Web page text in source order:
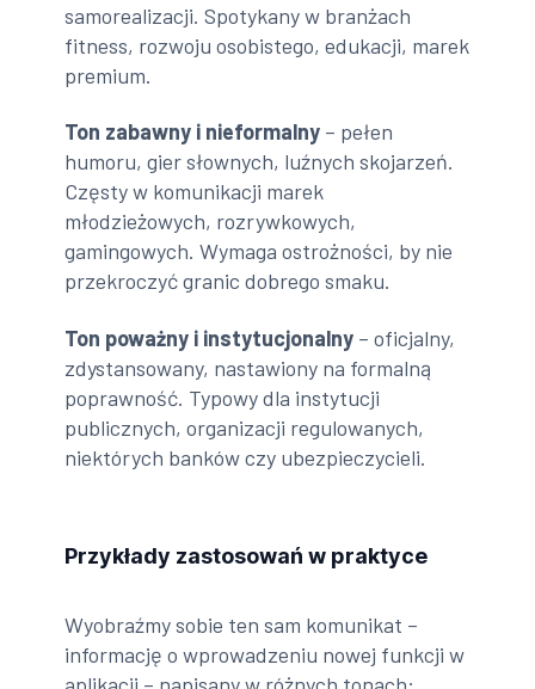
samorealizacji. Spotykany w branżach
fitness, rozwoju osobistego, edukacji, marek
premium.
Ton zabawny i nieformalny – pełen
humoru, gier słownych, luźnych skojarzeń.
Częsty w komunikacji marek
młodzieżowych, rozrywkowych,
gamingowych. Wymaga ostrożności, by nie
przekroczyć granic dobrego smaku.
Ton poważny i instytucjonalny – oficjalny,
zdystansowany, nastawiony na formalną
poprawność. Typowy dla instytucji
publicznych, organizacji regulowanych,
niektórych banków czy ubezpieczycieli.
Przykłady zastosowań w praktyce
Wyobraźmy sobie ten sam komunikat –
informację o wprowadzeniu nowej funkcji w